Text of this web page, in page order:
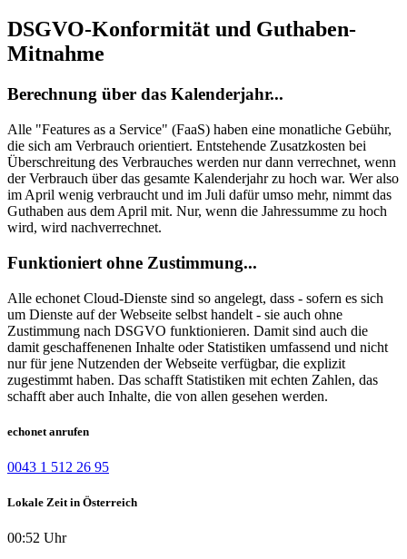
DSGVO-Konformität und Guthaben-
Mitnahme
Berechnung über das Kalenderjahr...
Alle "Features as a Service" (FaaS) haben eine monatliche Gebühr,
die sich am Verbrauch orientiert. Entstehende Zusatzkosten bei
Überschreitung des Verbrauches werden nur dann verrechnet, wenn
der Verbrauch über das gesamte Kalenderjahr zu hoch war. Wer also
im April wenig verbraucht und im Juli dafür umso mehr, nimmt das
Guthaben aus dem April mit. Nur, wenn die Jahressumme zu hoch
wird, wird nachverrechnet.
Funktioniert ohne Zustimmung...
Alle echonet Cloud-Dienste sind so angelegt, dass - sofern es sich
um Dienste auf der Webseite selbst handelt - sie auch ohne
Zustimmung nach DSGVO funktionieren. Damit sind auch die
damit geschaffenenen Inhalte oder Statistiken umfassend und nicht
nur für jene Nutzenden der Webseite verfügbar, die explizit
zugestimmt haben. Das schafft Statistiken mit echten Zahlen, das
schafft aber auch Inhalte, die von allen gesehen werden.
echonet anrufen
0043 1 512 26 95
Lokale Zeit in Österreich
00:52 Uhr